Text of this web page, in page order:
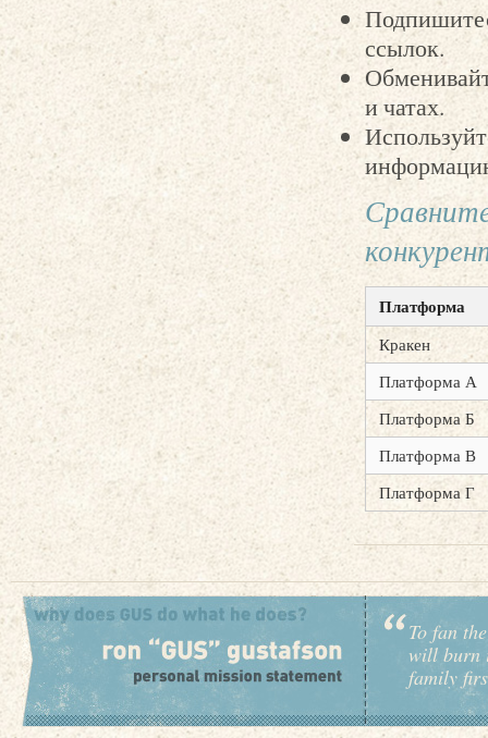
ссылок.
и чатах.
Платформа
Кракен
Платформа А
Платформа Б
Платформа В
Платформа Г
To fan
will burn
family